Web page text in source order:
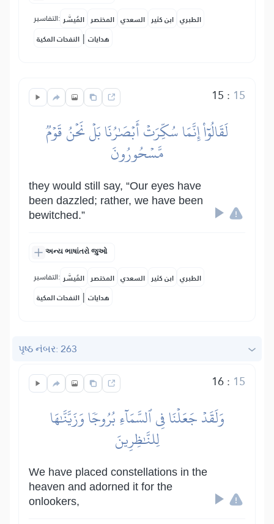
التفاسير: المُيسَّر المختصر السعدي ابن كثير الطبري
النفحات المكية | هدايات
15 : 15
لَقَالُوٓاْ إِنَّمَا سُكِّرَتۡ أَبۡصَٰرُنَا بَلۡ نَحۡنُ قَوۡمٞ
مَّسۡحُورُونَ
they would still say, “Our eyes have
been dazzled; rather, we have been
bewitched.”
અન્ય ભાષાંતરો જુઓ
التفاسير: المُيسَّر المختصر السعدي ابن كثير الطبري
النفحات المكية | هدايات
પૃષ્ઠ નંબર: 263
16: 15
وَلَقَدۡ جَعَلۡنَا فِي ٱلسَّمَآءِ بُرُوجٗا وَزَيَّنَّٰهَا
لِلنَّٰظِرِينَ
We have placed constellations in the
heaven and adorned it for the
onlookers,